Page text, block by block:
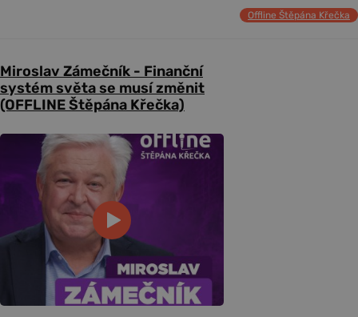
Offline Štěpána Křečka
Miroslav Zámečník - Finanční
systém světa se musí změnit
(OFFLINE Štěpána Křečka)